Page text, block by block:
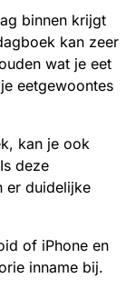
binnen krijgt
kan zeer
wat je eet
eetgewoontes
kan je ook
deze
er duidelijke
of iPhone en
inname bij.